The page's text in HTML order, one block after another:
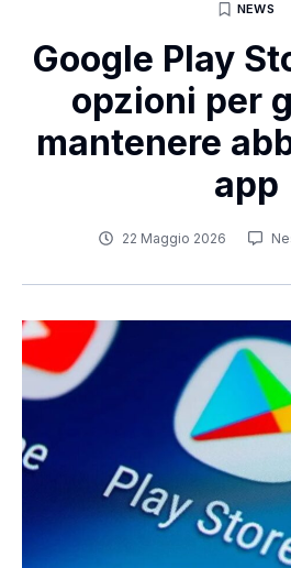
NEWS
Google Play
opzioni per
mantenere
app
22 Maggio 2026